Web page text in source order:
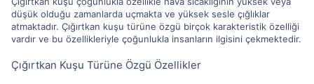
düşük olduğu zamanlarda uçmakta ve yüksek sesle çığlıklar
atmaktadır. Çığırtkan kuşu türüne özgü birçok karakteristik özelliği
vardır ve bu özellikleriyle çoğunlukla insanların ilgisini çekmektedir.
Çığırtkan Kuşu Türüne Özgü Özellikler